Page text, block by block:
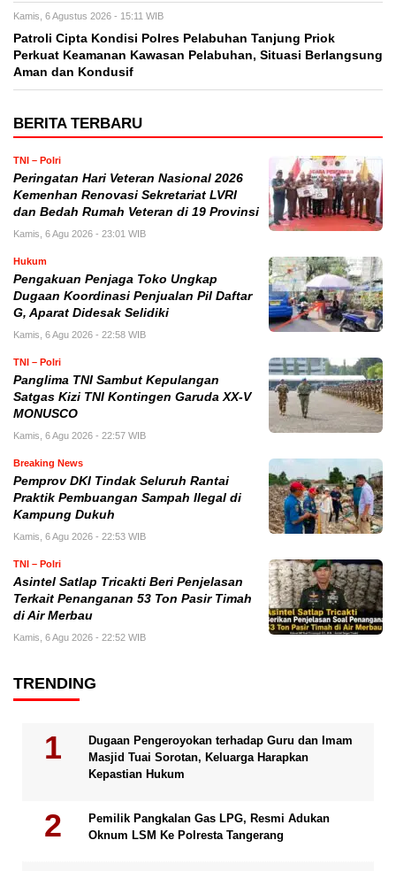
Kamis, 6 Agustus 2026 - 15:11 WIB
Patroli Cipta Kondisi Polres Pelabuhan Tanjung Priok
Perkuat Keamanan Kawasan Pelabuhan, Situasi Berlangsung
Aman dan Kondusif
BERITA TERBARU
TNI – Polri
Peringatan Hari Veteran Nasional 2026
Kemenhan Renovasi Sekretariat LVRI
dan Bedah Rumah Veteran di 19 Provinsi
Kamis, 6 Agu 2026 - 23:01 WIB
Hukum
Pengakuan Penjaga Toko Ungkap
Dugaan Koordinasi Penjualan Pil Daftar
G, Aparat Didesak Selidiki
Kamis, 6 Agu 2026 - 22:58 WIB
TNI – Polri
Panglima TNI Sambut Kepulangan
Satgas Kizi TNI Kontingen Garuda XX-V
MONUSCO
Kamis, 6 Agu 2026 - 22:57 WIB
Breaking News
Pemprov DKI Tindak Seluruh Rantai
Praktik Pembuangan Sampah Ilegal di
Kampung Dukuh
Kamis, 6 Agu 2026 - 22:53 WIB
TNI – Polri
Asintel Satlap Tricakti Beri Penjelasan
Terkait Penanganan 53 Ton Pasir Timah
di Air Merbau
Kamis, 6 Agu 2026 - 22:52 WIB
TRENDING
Dugaan Pengeroyokan terhadap Guru dan Imam
Masjid Tuai Sorotan, Keluarga Harapkan
Kepastian Hukum
Pemilik Pangkalan Gas LPG, Resmi Adukan
Oknum LSM Ke Polresta Tangerang